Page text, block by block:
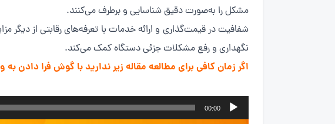
مشکل را به‌صورت دقیق شناسایی و برطرف می‌کنند.
شفافیت در قیمت‌گذاری و ارائه خدمات با تعرفه‌های رقابتی از دیگر
نگهداری و رفع مشکلات جزئی دستگاه کمک می‌کند.
اگر زمان کافی برای مطالعه مقاله زیر ندارید با گوش فرا دادن
پخش‌کننده
صوت
00:00